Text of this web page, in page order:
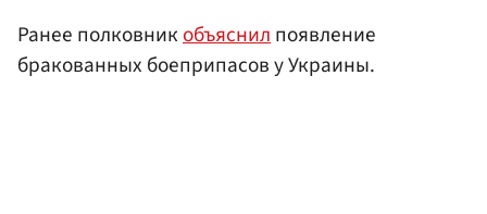
Ранее полковникобъяснилпоявление
бракованных боеприпасов у Украины.